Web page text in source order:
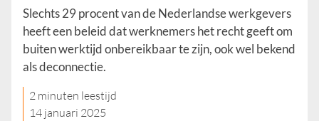
Slechts 29 procent van de Nederlandse werkgevers
heeft een beleid dat werknemers het recht geeft om
buiten werktijd onbereikbaar te zijn, ook wel bekend
als deconnectie.
2 minuten leestijd
14 januari 2025